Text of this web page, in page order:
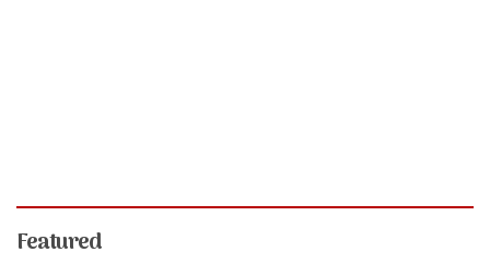
Featured